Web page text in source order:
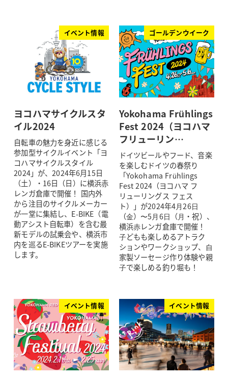
イベント情報
ヨコハマサイクルスタ
イル2024
自転車の魅力を身近に感じる
参加型サイクルイベント「ヨ
コハマサイクルスタイル
2024」が、2024年6月15日
（土）・16日（日）に横浜赤
レンガ倉庫で開催！ 国内外
から注目のサイクルメーカー
が一堂に集結し、E-BIKE（電
動アシスト自転車）を含む最
新モデルの試乗会や、横浜市
内を巡るE-BIKEツアーを実施
します。
ゴールデンウイーク
Yokohama Frühlings
Fest 2024（ヨコハマ
フリューリン…
ドイツビールやフード、音楽
を楽しむドイツの春祭り
「Yokohama Frühlings
Fest 2024（ヨコハマ フ
リューリングス フェス
ト）」が2024年4⽉26⽇
（⾦）〜5⽉6⽇（⽉・祝）、
横浜⾚レンガ倉庫で開催！
⼦どもも楽しめるアトラク
ションやワークショップ、⾃
家製ソーセージ作り体験や親
⼦で楽しめる釣り堀も！
イベント情報 イベント情報